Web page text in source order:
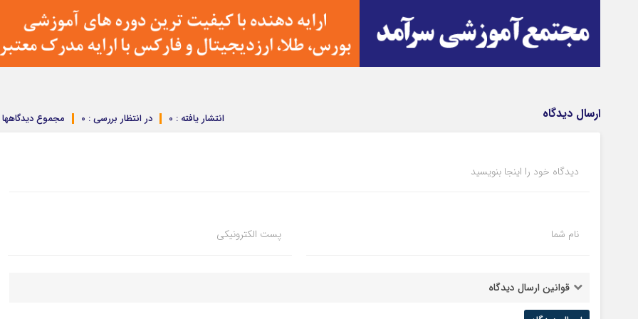
ارسال دیدگاه مجموع دیدگاهها در انتظار بررسی : 0 انتشار یافته : 0
دیدگاه خود را اینجا بنویسید
نام شما پست الکترونیکی
قوانین ارسال دیدگاه